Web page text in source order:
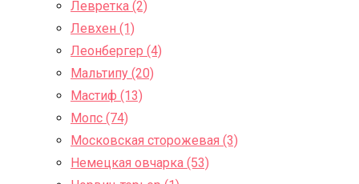
Левретка (2)
Левхен (1)
Леонбергер (4)
Мальтипу (20)
Мастиф (13)
Мопс (74)
Московская сторожевая (3)
Немецкая овчарка (53)